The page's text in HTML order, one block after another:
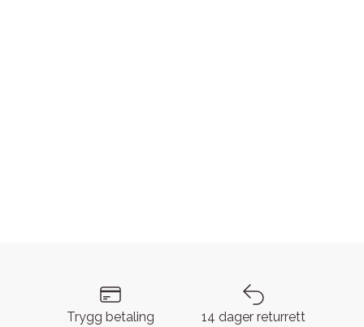
Trygg betaling 14 dager returrett